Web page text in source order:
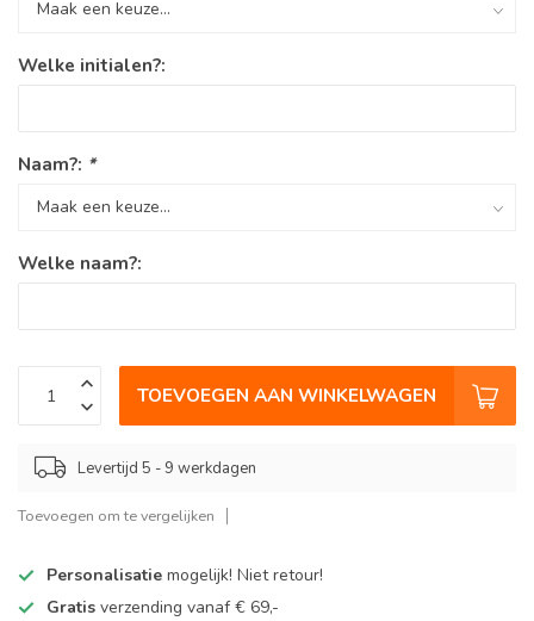
Welke initialen?:
Naam?: *
Welke naam?:
TOEVOEGEN AAN WINKELWAGEN
Levertijd 5 - 9 werkdagen
Toevoegen om te vergelijken
Personalisatie mogelijk! Niet retour!
Gratis verzending vanaf € 69,-